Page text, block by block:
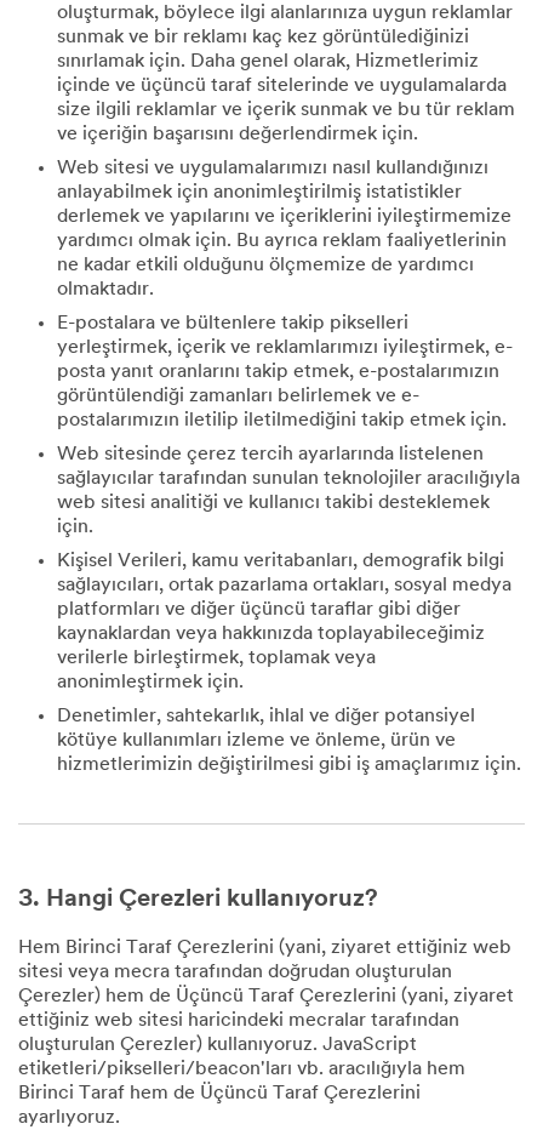
oluşturmak, böylece ilgi alanlarınıza uygun reklamlar
sunmak ve bir reklamı kaç kez görüntülediğinizi
sınırlamak için. Daha genel olarak, Hizmetlerimiz
içinde ve üçüncü taraf sitelerinde ve uygulamalarda
size ilgili reklamlar ve içerik sunmak ve bu tür reklam
ve içeriğin başarısını değerlendirmek için.
Web sitesi ve uygulamalarımızı nasıl kullandığınızı
anlayabilmek için anonimleştirilmiş istatistikler
derlemek ve yapılarını ve içeriklerini iyileştirmemize
yardımcı olmak için. Bu ayrıca reklam faaliyetlerinin
ne kadar etkili olduğunu ölçmemize de yardımcı
olmaktadır.
E-postalara ve bültenlere takip pikselleri
yerleştirmek, içerik ve reklamlarımızı iyileştirmek, e-
posta yanıt oranlarını takip etmek, e-postalarımızın
görüntülendiği zamanları belirlemek ve e-
postalarımızın iletilip iletilmediğini takip etmek için.
Web sitesinde çerez tercih ayarlarında listelenen
sağlayıcılar tarafından sunulan teknolojiler aracılığıyla
web sitesi analitiği ve kullanıcı takibi desteklemek
için.
Kişisel Verileri, kamu veritabanları, demografik bilgi
sağlayıcıları, ortak pazarlama ortakları, sosyal medya
platformları ve diğer üçüncü taraflar gibi diğer
kaynaklardan veya hakkınızda toplayabileceğimiz
verilerle birleştirmek, toplamak veya
anonimleştirmek için.
Denetimler, sahtekarlık, ihlal ve diğer potansiyel
kötüye kullanımları izleme ve önleme, ürün ve
hizmetlerimizin değiştirilmesi gibi iş amaçlarımız için.
3. Hangi Çerezleri kullanıyoruz?
Hem Birinci Taraf Çerezlerini (yani, ziyaret ettiğiniz web
sitesi veya mecra tarafından doğrudan oluşturulan
Çerezler) hem de Üçüncü Taraf Çerezlerini (yani, ziyaret
ettiğiniz web sitesi haricindeki mecralar tarafından
oluşturulan Çerezler) kullanıyoruz. JavaScript
etiketleri/pikselleri/beacon'ları vb. aracılığıyla hem
Birinci Taraf hem de Üçüncü Taraf Çerezlerini
ayarlıyoruz.